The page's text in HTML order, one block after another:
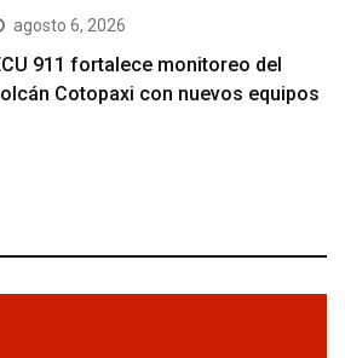
agosto 6, 2026
911 fortalece monitoreo del
Cotopaxi con nuevos equipos